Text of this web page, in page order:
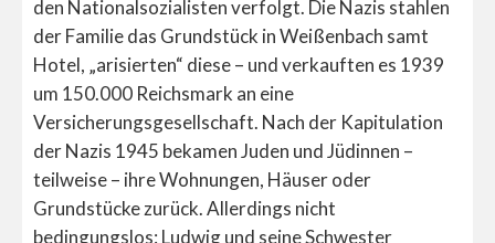
den Nationalsozialisten verfolgt. Die Nazis stahlen
der Familie das Grundstück in Weißenbach samt
Hotel, „arisierten“ diese – und verkauften es 1939
um 150.000 Reichsmark an eine
Versicherungsgesellschaft. Nach der Kapitulation
der Nazis 1945 bekamen Juden und Jüdinnen –
teilweise – ihre Wohnungen, Häuser oder
Grundstücke zurück. Allerdings nicht
bedingungslos: Ludwig und seine Schwester